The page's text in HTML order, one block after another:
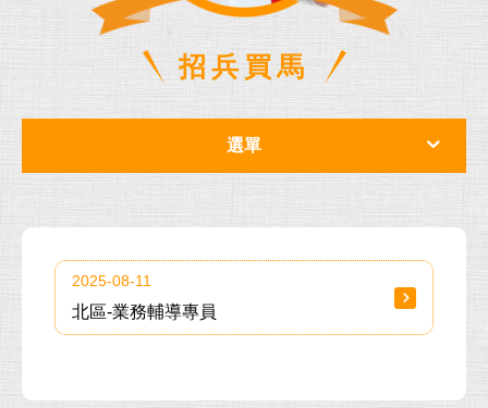
招兵買馬
選單
2025-08-11
北區-業務輔導專員